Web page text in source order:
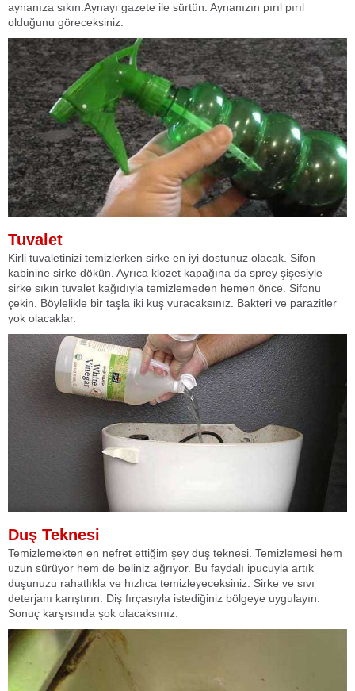
aynanıza sıkın.Aynayı gazete ile sürtün. Aynanızın pırıl pırıl
olduğunu göreceksiniz.
Tuvalet
Kirli tuvaletinizi temizlerken sirke en iyi dostunuz olacak. Sifon
kabinine sirke dökün. Ayrıca klozet kapağına da sprey şişesiyle
sirke sıkın tuvalet kağıdıyla temizlemeden hemen önce. Sifonu
çekin. Böylelikle bir taşla iki kuş vuracaksınız. Bakteri ve parazitler
yok olacaklar.
Duş Teknesi
Temizlemekten en nefret ettiğim şey duş teknesi. Temizlemesi hem
uzun sürüyor hem de beliniz ağrıyor. Bu faydalı ipucuyla artık
duşunuzu rahatlıkla ve hızlıca temizleyeceksiniz. Sirke ve sıvı
deterjanı karıştırın. Diş fırçasıyla istediğiniz bölgeye uygulayın.
Sonuç karşısında şok olacaksınız.